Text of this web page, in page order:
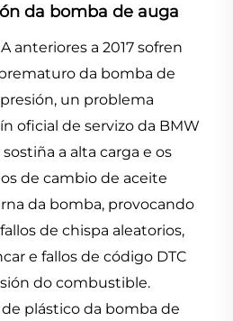
da bomba de auga
anteriores a 2017 sofren
da bomba de
un problema
oficial de servizo da BMW
sostiña a alta carga e os
de cambio de aceite
da bomba, provocando
de chispa aleatorios,
e fallos de código DTC
do combustible.
plástico da bomba de